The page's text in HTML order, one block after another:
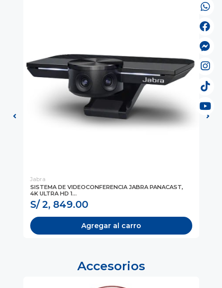
Jabra
SISTEMA DE VIDEOCONFERENCIA JABRA PANACAST,
4K ULTRA HD 1...
S/ 2, 849.00
Agregar al carro
Accesorios